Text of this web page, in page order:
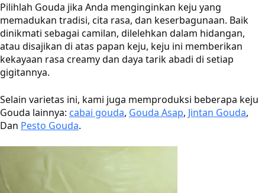
Pilihlah Gouda jika Anda menginginkan keju yang
memadukan tradisi, cita rasa, dan keserbagunaan. Baik
dinikmati sebagai camilan, dilelehkan dalam hidangan,
atau disajikan di atas papan keju, keju ini memberikan
kekayaan rasa creamy dan daya tarik abadi di setiap
gigitannya.
Selain varietas ini, kami juga memproduksi beberapa keju
Gouda lainnya: cabai gouda, Gouda Asap, Jintan Gouda,
Dan Pesto Gouda.